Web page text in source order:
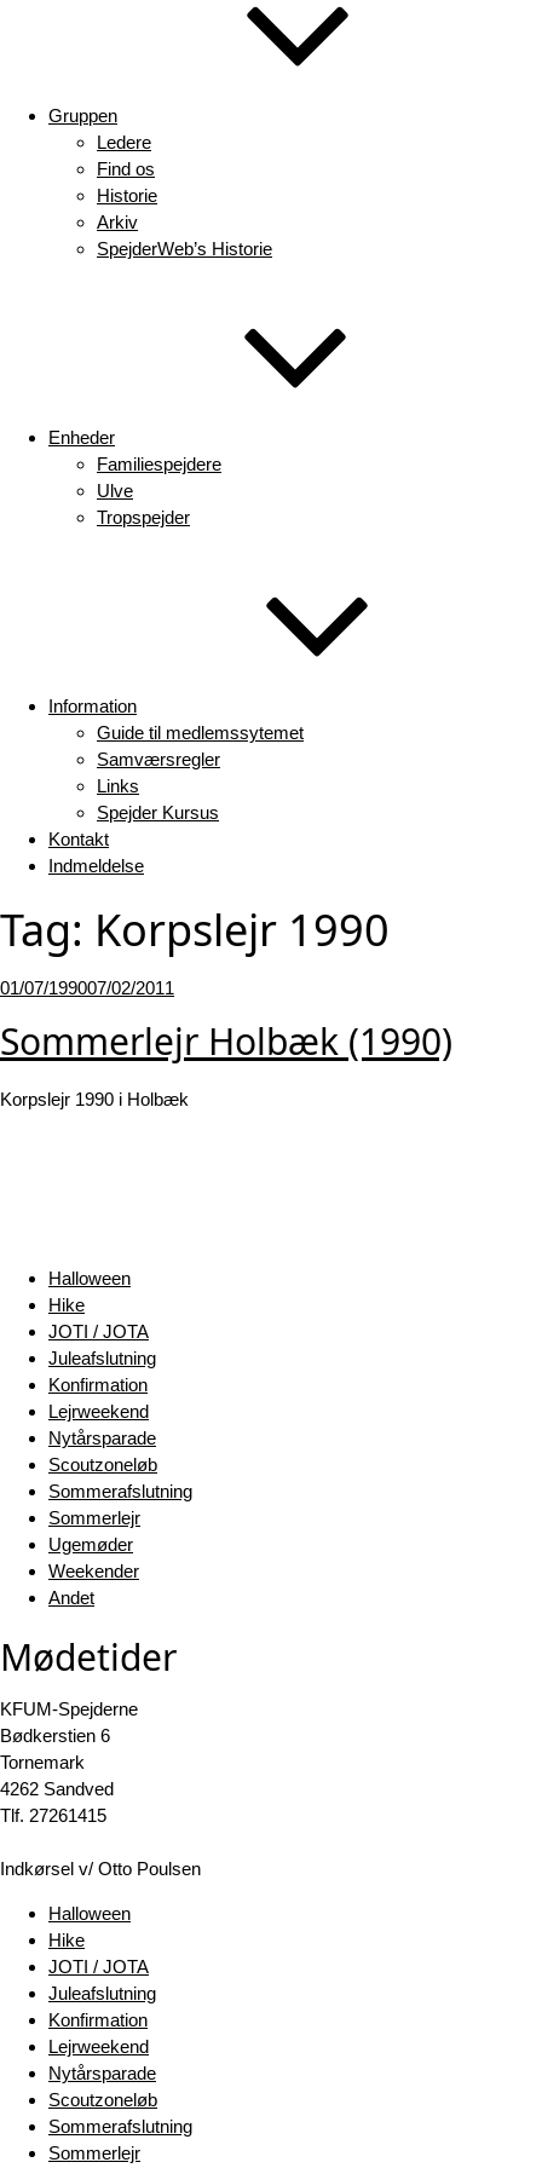
Gruppen
Ledere
Find os
Historie
Arkiv
SpejderWeb’s Historie
Enheder
Familiespejdere
Ulve
Tropspejder
Information
Guide til medlemssytemet
Samværsregler
Links
Spejder Kursus
Kontakt
Indmeldelse
Tag: Korpslejr 1990
Udgivet
01/07/199007/02/2011
Sommerlejr Holbæk (1990)
Korpslejr 1990 i Holbæk
Halloween
Hike
JOTI / JOTA
Juleafslutning
Konfirmation
Lejrweekend
Nytårsparade
Scoutzoneløb
Sommerafslutning
Sommerlejr
Ugemøder
Weekender
Andet
Mødetider
KFUM-Spejderne
Bødkerstien 6
Tornemark
4262 Sandved
Tlf. 27261415
Indkørsel v/ Otto Poulsen
Halloween
Hike
JOTI / JOTA
Juleafslutning
Konfirmation
Lejrweekend
Nytårsparade
Scoutzoneløb
Sommerafslutning
Sommerlejr